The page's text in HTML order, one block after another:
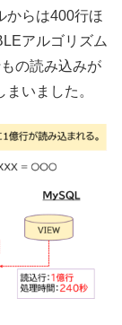
からは400行ほ
アルゴリズム
の読み込みが
いました。